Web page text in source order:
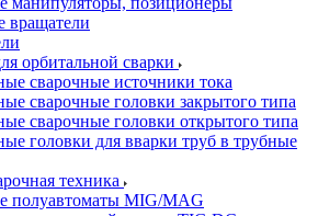
вращатели
орбитальной сварки
сварочные источники тока
сварочные головки закрытого типа
сварочные головки открытого типа
головки для вварки труб в трубные
техника
полуавтоматы MIG/MAG